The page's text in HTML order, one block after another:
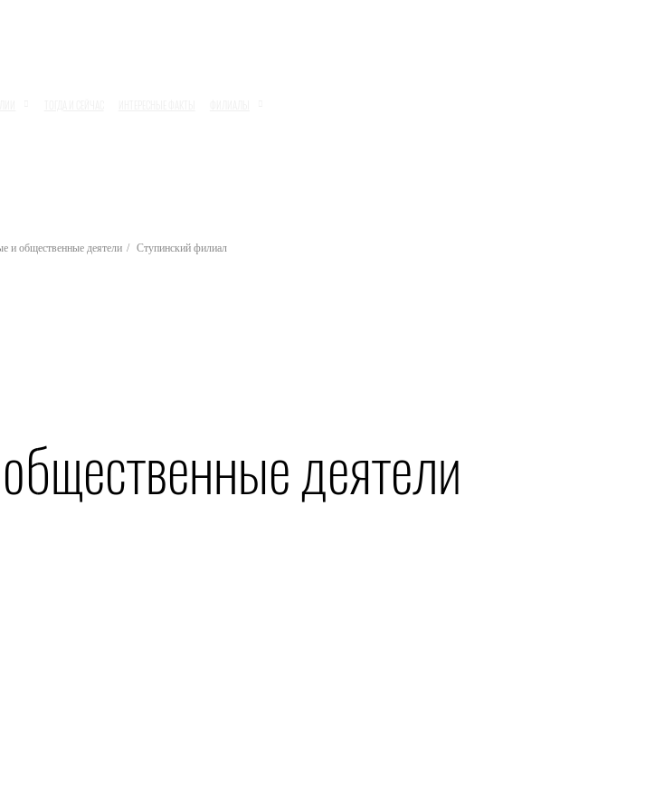
и общественные деятели Ступинский филиал
деятели